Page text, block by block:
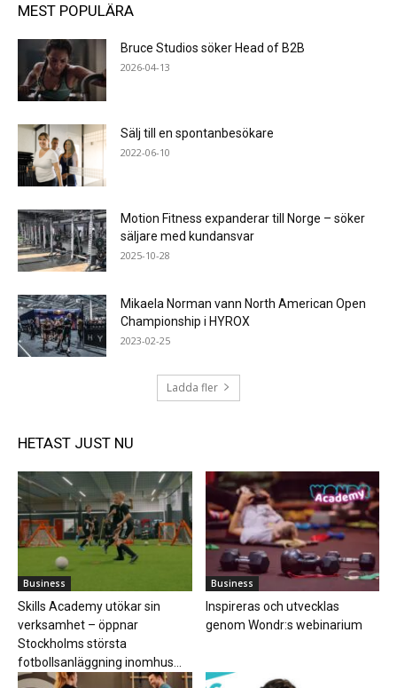
MEST POPULÄRA
Bruce Studios söker Head of B2B
2026-04-13
Sälj till en spontanbesökare
2022-06-10
Motion Fitness expanderar till Norge – söker
säljare med kundansvar
2025-10-28
Mikaela Norman vann North American Open
Championship i HYROX
2023-02-25
Ladda fler
HETAST JUST NU
Business
Skills Academy utökar sin
verksamhet – öppnar
Stockholms största
fotbollsanläggning inomhus...
Business
Inspireras och utvecklas
genom Wondr:s webinarium